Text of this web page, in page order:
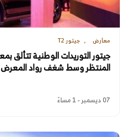
معارض جيتور T2
المنتظر وسط شغف رواد المعرض
07 ديسمبر - 1 مساءً